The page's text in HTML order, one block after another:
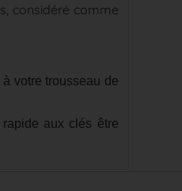
considéré comme
à votre trousseau de
aux clés être